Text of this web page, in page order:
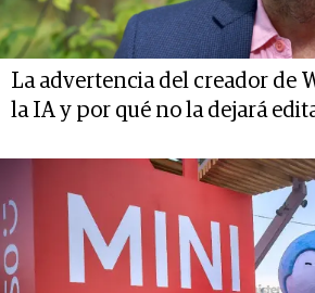
La advertencia del creador de
la IA y por qué no la dejará